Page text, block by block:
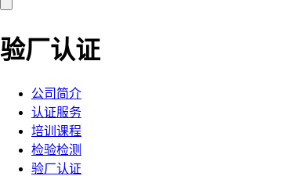
验厂认证
公司简介
认证服务
培训课程
检验检测
验厂认证